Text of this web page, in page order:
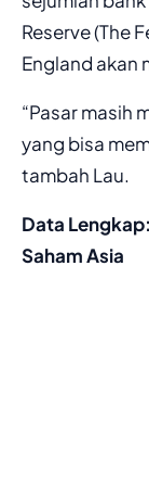
Reserve (The
England akan
“Pasar masih
yang bisa
tambah Lau.
Data
Saham Asia